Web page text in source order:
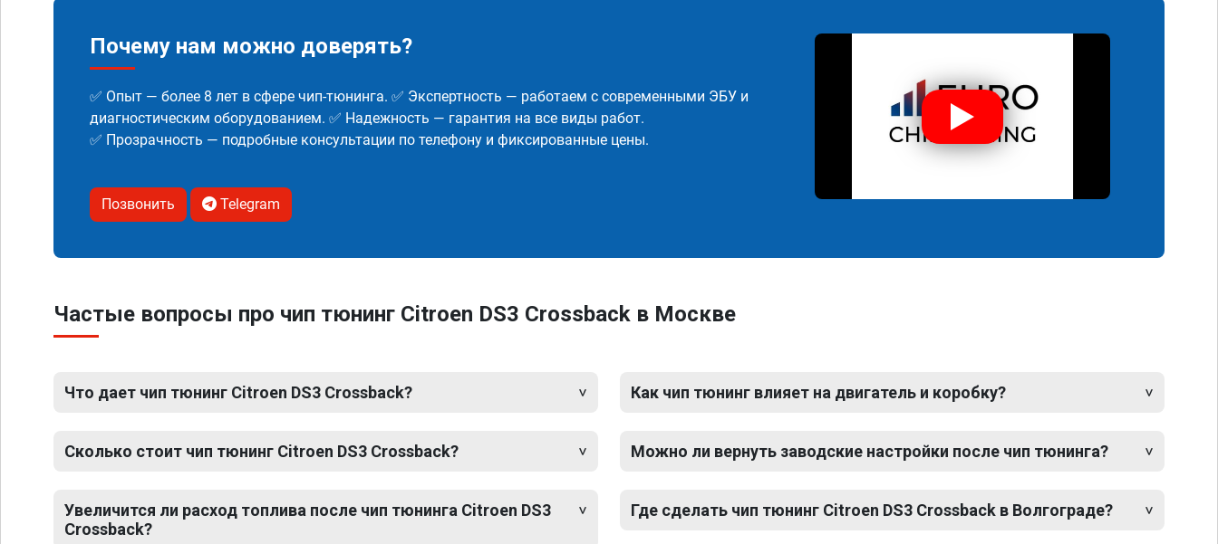
Почему нам можно доверять?
✅ Опыт — более 8 лет в сфере чип-тюнинга. ✅ Экспертность — работаем с современными ЭБУ и
диагностическим оборудованием. ✅ Надежность — гарантия на все виды работ.
✅ Прозрачность — подробные консультации по телефону и фиксированные цены.
Позвонить Telegram
Частые вопросы про чип тюнинг Citroen DS3 Crossback в Москве
Что дает чип тюнинг Citroen DS3 Crossback?
Сколько стоит чип тюнинг Citroen DS3 Crossback?
Увеличится ли расход топлива после чип тюнинга Citroen DS3
Crossback?
Как чип тюнинг влияет на двигатель и коробку?
Можно ли вернуть заводские настройки после чип тюнинга?
Где сделать чип тюнинг Citroen DS3 Crossback в Волгограде?